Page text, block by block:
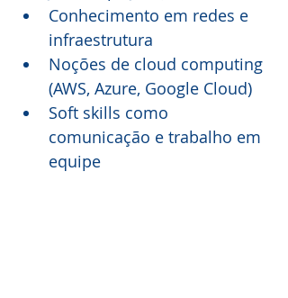
Conhecimento em redes e
infraestrutura
Noções de cloud computing
(AWS, Azure, Google Cloud)
Soft skills como
comunicação e trabalho em
equipe